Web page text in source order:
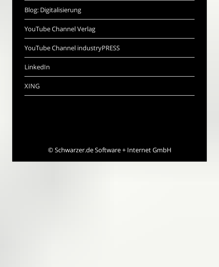
Blog: Digitalisierung
YouTube Channel Verlag
YouTube Channel industryPRESS
LinkedIn
XING
©Schwarzer.de Software + Internet GmbH